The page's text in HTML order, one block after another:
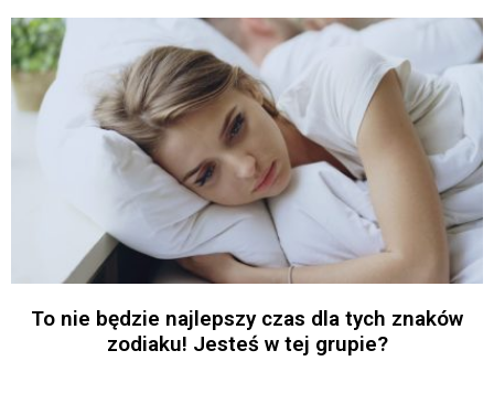
To nie będzie najlepszy czas dla tych znaków
zodiaku! Jesteś w tej grupie?